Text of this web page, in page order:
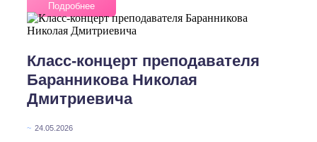
Подробнее
Класс-концерт преподавателя
Баранникова Николая
Дмитриевича
~ 24.05.2026